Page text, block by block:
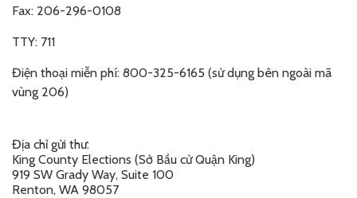
Fax: 206-296-0108
TTY: 711
Điện thoại miễn phí: 800-325-6165 (sử dụng bên ngoài mã
vùng 206)
Địa chỉ gửi thư:
King County Elections (Sở Bầu cử Quận King)
919 SW Grady Way, Suite 100
Renton, WA 98057